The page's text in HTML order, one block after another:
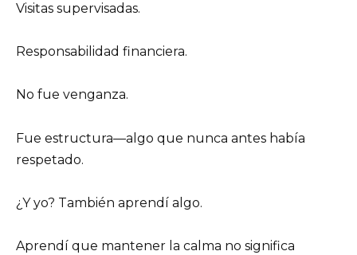
Visitas supervisadas.
Responsabilidad financiera.
No fue venganza.
Fue estructura—algo que nunca antes había
respetado.
¿Y yo? También aprendí algo.
Aprendí que mantener la calma no significa